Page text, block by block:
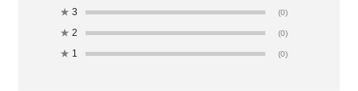
★ 3 (0)
★ 2 (0)
★ 1 (0)